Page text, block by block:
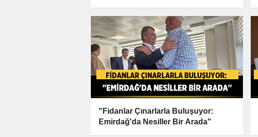
"Fidanlar Çınarlarla Buluşuyor:
Emirdağ'da Nesiller Bir Arada"